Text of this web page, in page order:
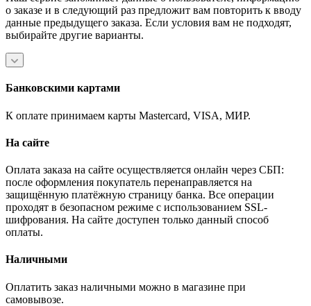
о заказе и в следующий раз предложит вам повторить к вводу
данные предыдущего заказа. Если условия вам не подходят,
выбирайте другие варианты.
Банковскими картами
К оплате принимаем карты Mastercard, VISA, МИР.
На сайте
Оплата заказа на сайте осуществляется онлайн через СБП:
после оформления покупатель перенаправляется на
защищённую платёжную страницу банка. Все операции
проходят в безопасном режиме с использованием SSL-
шифрования. На сайте доступен только данный способ
оплаты.
Наличными
Оплатить заказ наличными можно в магазине при
самовывозе.